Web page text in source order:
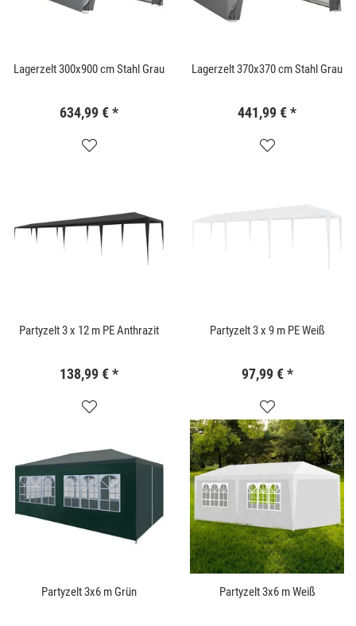
Lagerzelt 300x900 cm Stahl Grau
634,99 €*
Lagerzelt 370x370 cm Stahl Grau
441,99 €*
Partyzelt 3 x 12 m PE Anthrazit
138,99 €*
Partyzelt 3 x 9 m PE Weiß
97,99 € *
Partyzelt 3x6 m Grün Partyzelt 3x6 m Weiß